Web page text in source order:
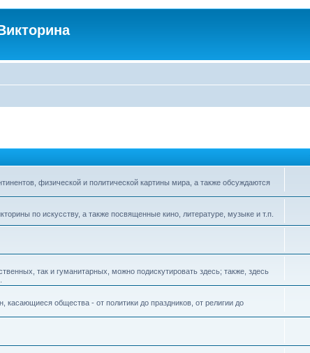
физической и политической картины мира, а также обсуждаются
по искусству, а также посвященные кино, литературе, музыке и т.п.
так и гуманитарных, можно подискутировать здесь; также, здесь
общества - от политики до праздников, от религии до